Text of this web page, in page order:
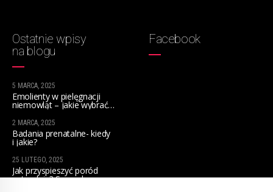
Ostatnie wpisy
na blogu
5 MARCA, 2025
Emolienty w pielęgnacji
niemowląt – jakie wybrać
na początek?
2 MARCA, 2025
Badania prenatalne- kiedy
i jakie?
25 LUTEGO, 2025
Jak przyspieszyć poród
naturalnie? Sprawdzone
Facebook